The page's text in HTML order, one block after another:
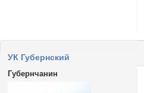
УК Губернский
Губернчанин